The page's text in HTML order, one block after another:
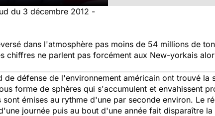
du 3 décembre 2012 -
dans l'atmosphère pas moins de 54 millions de
chiffres ne parlent pas forcément aux New-yorkais
de défense de l'environnement américain ont trouvé la
forme de sphères qui s'accumulent et envahissent
émises au rythme d'une par seconde environ. Le
journée puis au bout d'une année fait disparaître